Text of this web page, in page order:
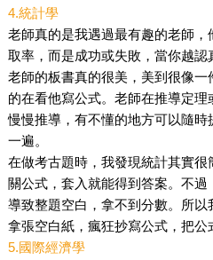
4.統計學
老師真的是我遇過最有趣的老師
取率，而是成功或失敗，當你越認
老師的板書真的很美，美到很像
的在看他寫公式。老師在推導定
慢慢推導，有不懂的地方可以隨
一遍。
在做考古題時，我發現統計其實
關公式，套入就能得到答案。不過
導致整題空白，拿不到分數。所以
拿張空白紙，瘋狂抄寫公式，把公
5.國際經濟學